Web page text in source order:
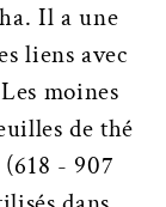
Il a une
liens avec
moines
de thé
- 907